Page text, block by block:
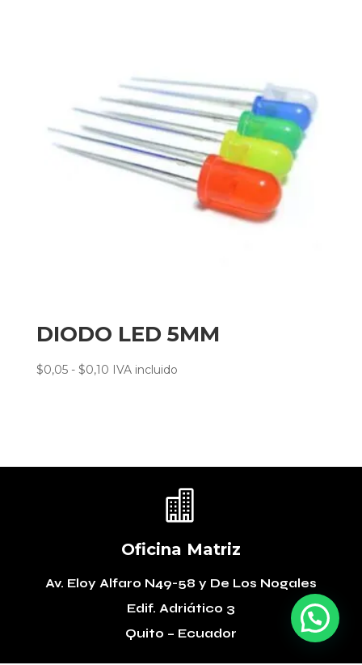
DIODO LED 5MM
$0,05 - $0,10Rango
IVA incluido

Oficina Matriz
Av. Eloy Alfaro N49-58 y De Los Nogales
Edif. Adriático 3
Quito – Ecuador